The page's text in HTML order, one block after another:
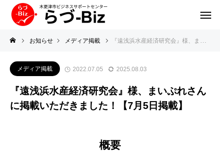
お知らせ メディア掲載 『遠浅浜水産経済研究会』様、まいぷれさんに掲載いただきました！【7月5日掲載】
メディア掲載 2022.07.05 2025.08.03
『遠浅浜水産経済研究会』様、まいぷれさん
に掲載いただきました！【7月5日掲載】
概要